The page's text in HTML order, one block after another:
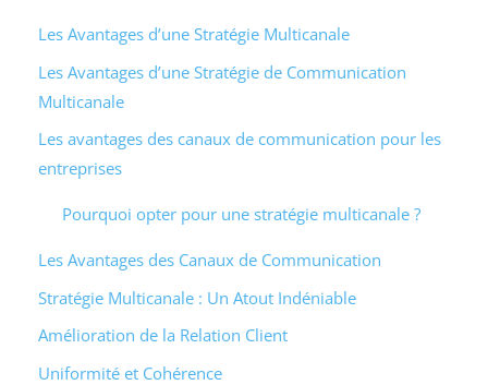
Les Avantages d’une Stratégie Multicanale
Les Avantages d’une Stratégie de Communication
Multicanale
Les avantages des canaux de communication pour les
entreprises
Pourquoi opter pour une stratégie multicanale ?
Les Avantages des Canaux de Communication
Stratégie Multicanale : Un Atout Indéniable
Amélioration de la Relation Client
Uniformité et Cohérence